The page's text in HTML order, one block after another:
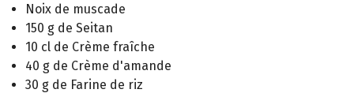
Noix de muscade
150 g de Seitan
10 cl de Crème fraîche
40 g de Crème d'amande
30 g de Farine de riz